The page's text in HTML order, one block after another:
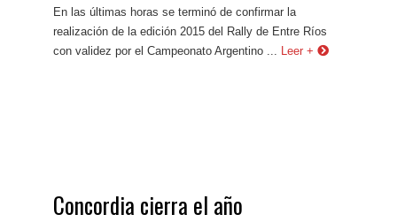
En las últimas horas se terminó de confirmar la
realización de la edición 2015 del Rally de Entre Ríos
con validez por el Campeonato Argentino ...
Leer +
Concordia cierra el año